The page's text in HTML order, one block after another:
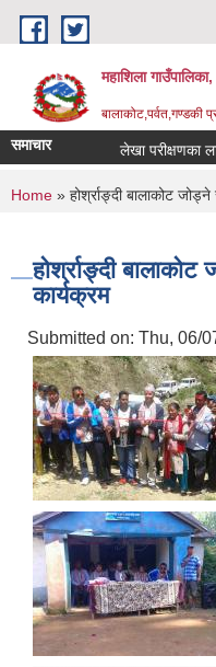
Skip to main content
महाशिला
बालाकोट,पर्वत,गण्डकी
समाचार लेखा परीक्षणका लागि
You are here
Home » होर्श्राङ्दी बालाकोट
होर्श्राङ्दी
कार्यक्रम
Submitted on: Thu, 06/